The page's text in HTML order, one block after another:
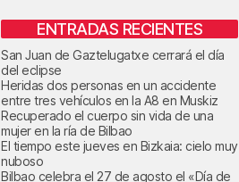
ENTRADAS RECIENTES
San Juan de Gaztelugatxe cerrará el día
del eclipse
Heridas dos personas en un accidente
entre tres vehículos en la A8 en Muskiz
Recuperado el cuerpo sin vida de una
mujer en la ría de Bilbao
El tiempo este jueves en Bizkaia: cielo muy
nuboso
Bilbao celebra el 27 de agosto el «Día de